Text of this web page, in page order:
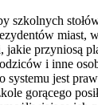
miast,
przyniosą
i inne
jest
gorącego